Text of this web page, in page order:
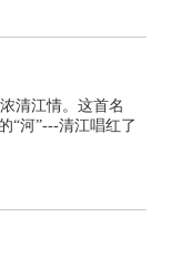
清江情。这首名
“河”---清江唱红了